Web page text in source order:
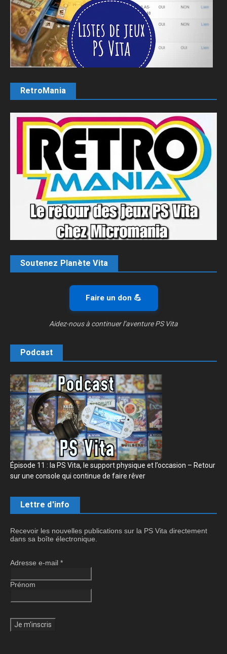
RetroMania
Soutenez Planète Vita
Faire un don 💪
Aidez-nous à continuer l’aventure PS Vita
Podcast
Épisode 11 : la PS Vita, le support physique et l’occasion – Retour
sur une console qui continue de faire rêver
Lettre d'info
Recevoir les nouvelles publications sur la PS Vita directement
dans sa boîte électronique.
Adresse e-mail *
Prénom